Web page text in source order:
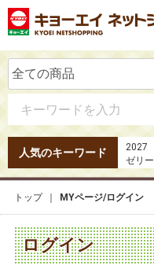
人気のキーワード 2027
ゼリー
ガーナ
トップ MYページ/ログイン
ログイン